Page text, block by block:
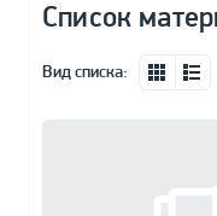
Список
Вид списка: